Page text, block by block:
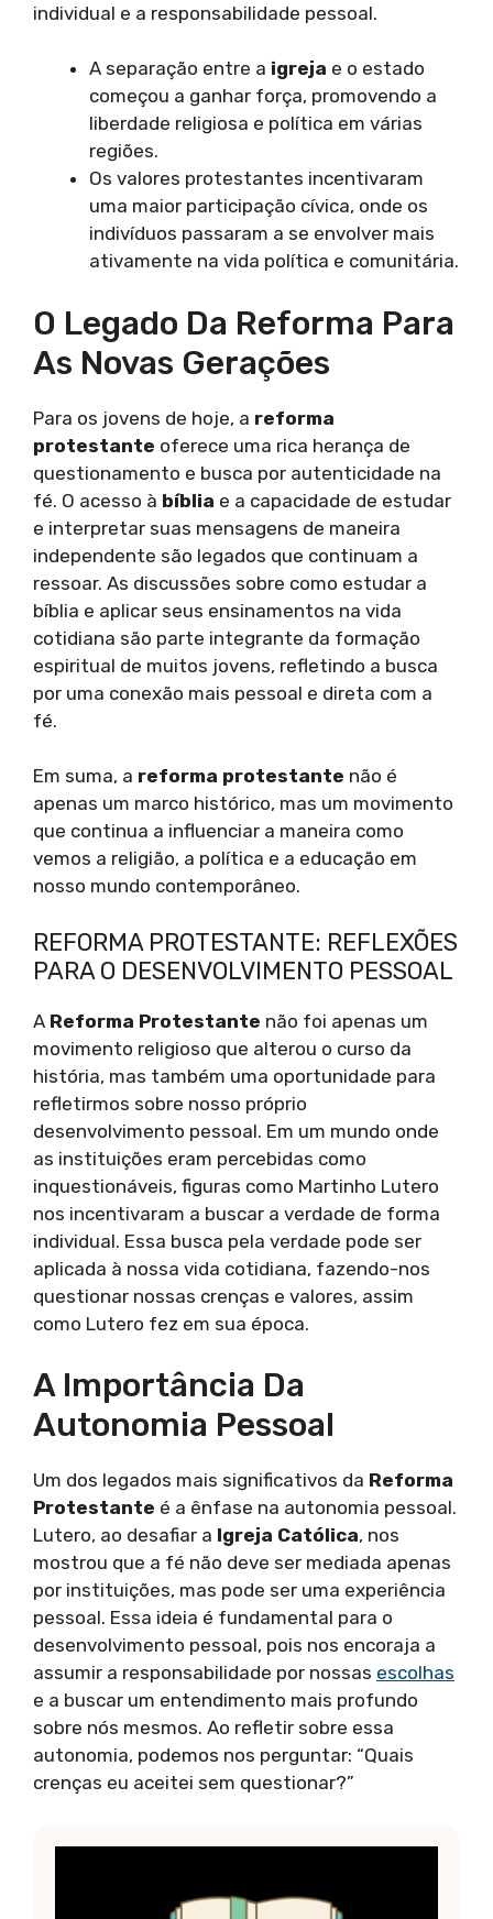
individual e a responsabilidade pessoal.
A separação entre a igreja e o estado
começou a ganhar força, promovendo a
liberdade religiosa e política em várias
regiões.
Os valores protestantes incentivaram
uma maior participação cívica, onde os
indivíduos passaram a se envolver mais
ativamente na vida política e comunitária.
O Legado Da Reforma Para
As Novas Gerações
Para os jovens de hoje, a reforma
protestante oferece uma rica herança de
questionamento e busca por autenticidade na
fé. O acesso à bíblia e a capacidade de estudar
e interpretar suas mensagens de maneira
independente são legados que continuam a
ressoar. As discussões sobre como estudar a
bíblia e aplicar seus ensinamentos na vida
cotidiana são parte integrante da formação
espiritual de muitos jovens, refletindo a busca
por uma conexão mais pessoal e direta com a
fé.
Em suma, a reforma protestante não é
apenas um marco histórico, mas um movimento
que continua a influenciar a maneira como
vemos a religião, a política e a educação em
nosso mundo contemporâneo.
REFORMA PROTESTANTE: REFLEXÕES
PARA O DESENVOLVIMENTO PESSOAL
A Reforma Protestante não foi apenas um
movimento religioso que alterou o curso da
história, mas também uma oportunidade para
refletirmos sobre nosso próprio
desenvolvimento pessoal. Em um mundo onde
as instituições eram percebidas como
inquestionáveis, figuras como Martinho Lutero
nos incentivaram a buscar a verdade de forma
individual. Essa busca pela verdade pode ser
aplicada à nossa vida cotidiana, fazendo-nos
questionar nossas crenças e valores, assim
como Lutero fez em sua época.
A Importância Da
Autonomia Pessoal
Um dos legados mais significativos da Reforma
Protestante é a ênfase na autonomia pessoal.
Lutero, ao desafiar a Igreja Católica, nos
mostrou que a fé não deve ser mediada apenas
por instituições, mas pode ser uma experiência
pessoal. Essa ideia é fundamental para o
desenvolvimento pessoal, pois nos encoraja a
assumir a responsabilidade por nossas escolhas
e a buscar um entendimento mais profundo
sobre nós mesmos. Ao refletir sobre essa
autonomia, podemos nos perguntar: “Quais
crenças eu aceitei sem questionar?”